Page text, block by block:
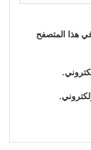
هذا المتصفح